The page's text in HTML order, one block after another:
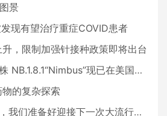
景
现有望治疗重症COVID患者
，限制加强针接种政策即将出台
现已在美国占据主导地位
的复杂探索
们准备好迎接下一次大流行了吗？